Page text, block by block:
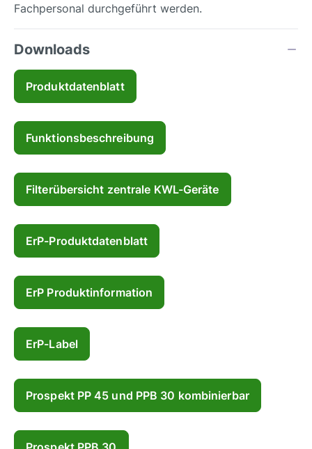
Fachpersonal durchgeführt werden.
Downloads
Produktdatenblatt
Funktionsbeschreibung
Filterübersicht zentrale KWL-Geräte
ErP-Produktdatenblatt
ErP Produktinformation
ErP-Label
Prospekt PP 45 und PPB 30 kombinierbar